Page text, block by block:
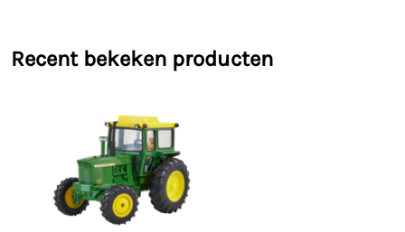
Recent bekeken producten